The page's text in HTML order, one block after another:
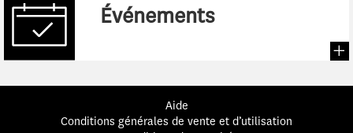
Événements
Aide
Conditions générales de vente et d’utilisation